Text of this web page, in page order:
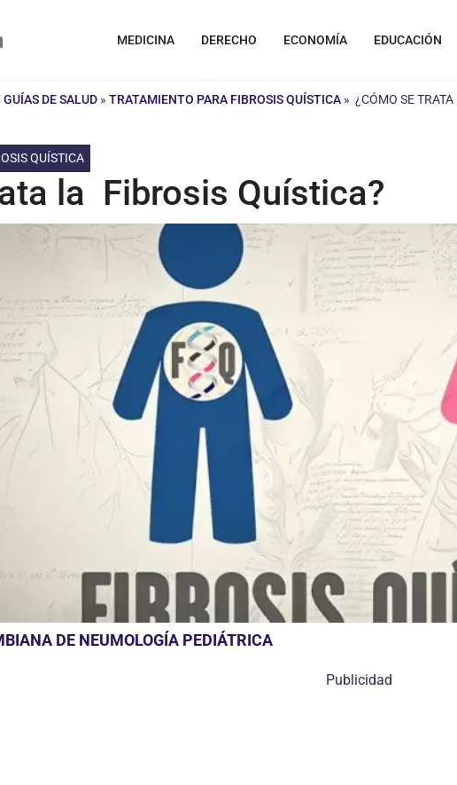
MEDICINA DERECHO ECONOMÍA EDUCACIÓN
DE SALUD » TRATAMIENTO PARA FIBROSIS QUÍSTICA » ¿CÓMO SE
QUÍSTICA
la Fibrosis Quística?
DE NEUMOLOGÍA PEDIÁTRICA
Publicidad